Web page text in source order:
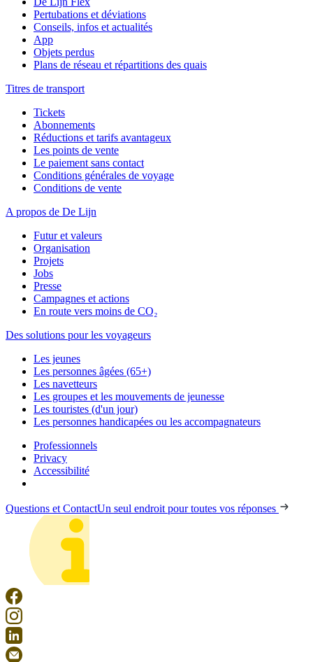
Pertubations et déviations
Conseils, infos et actualités
App
Objets perdus
Plans de réseau et répartitions des quais
Titres de transport
Tickets
Abonnements
Réductions et tarifs avantageux
Les points de vente
Le paiement sans contact
Conditions générales de voyage
Conditions de vente
A propos de De Lijn
Futur et valeurs
Organisation
Projets
Jobs
Presse
Campagnes et actions
En route vers moins de CO₂
Des solutions pour les voyageurs
Les jeunes
Les personnes âgées (65+)
Les navetteurs
Les groupes et les mouvements de jeunesse
Les touristes (d'un jour)
Les personnes handicapées ou les accompagnateurs
Professionnels
Privacy
Accessibilité
Questions et ContactUn seul endroit pour toutes vos réponses